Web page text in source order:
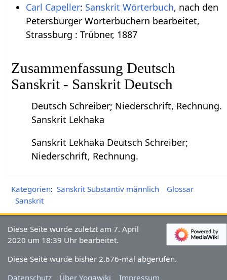
Carl Capeller: Sanskrit Wörterbuch, nach den
Petersburger Wörterbüchern bearbeitet,
Strassburg : Trübner, 1887
Zusammenfassung Deutsch
Sanskrit - Sanskrit Deutsch
Deutsch Schreiber; Niederschrift, Rechnung.
Sanskrit Lekhaka
Sanskrit Lekhaka Deutsch Schreiber;
Niederschrift, Rechnung.
Kategorien: Sanskrit Substantiv männlich
Glossar
Sanskrit
Diese Seite wurde zuletzt am 7. April
2020 um 18:39 Uhr bearbeitet.
Diese Seite wurde bisher 2.676-mal abgerufen.
Datenschutz
Über Yogawiki Impressum